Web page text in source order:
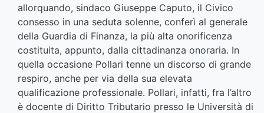
allorquando, sindaco Giuseppe Caputo, il Civico
consesso in una seduta solenne, conferì al generale
della Guardia di Finanza, la più alta onorificenza
costituita, appunto, dalla cittadinanza onoraria. In
quella occasione Pollari tenne un discorso di grande
respiro, anche per via della sua elevata
qualificazione professionale. Pollari, infatti, fra l’altro
è docente di Diritto Tributario presso le Università di